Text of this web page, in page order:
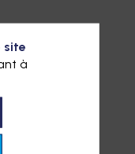
site
à